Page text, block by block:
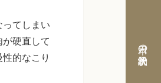
本日の予約状況
てしまい
硬直して
的なこり